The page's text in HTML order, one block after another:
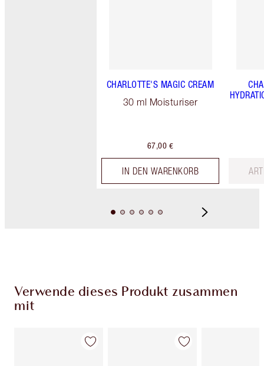
CHARLOTTE'S MAGIC CREAM
30 ml Moisturiser
67,00 €
IN DEN WARENKORB
Verwende dieses Produkt zusammen
mit